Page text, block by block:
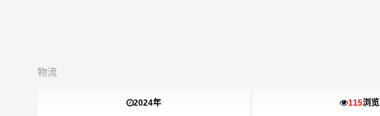
物流
2024年 115浏览